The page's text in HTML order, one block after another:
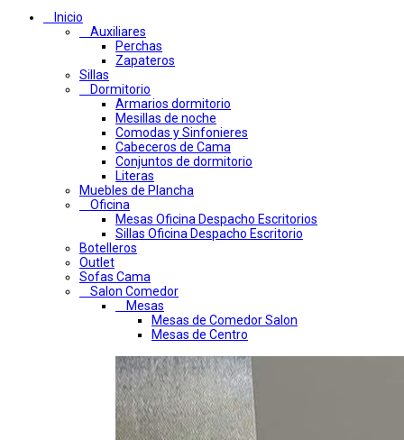
Inicio
Auxiliares
Perchas
Zapateros
Sillas
Dormitorio
Armarios dormitorio
Mesillas de noche
Comodas y Sinfonieres
Cabeceros de Cama
Conjuntos de dormitorio
Literas
Muebles de Plancha
Oficina
Mesas Oficina Despacho Escritorios
Sillas Oficina Despacho Escritorio
Botelleros
Outlet
Sofas Cama
Salon Comedor
Mesas
Mesas de Comedor Salon
Mesas de Centro